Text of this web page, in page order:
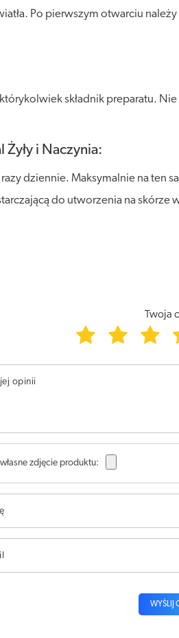
Po pierwszym otwarciu
składnik preparatu.
i Naczynia:
dziennie. Maksymalnie na ten
do utworzenia na skórze
Twoja
opinii
zdjęcie produktu:
WYŚLIJ